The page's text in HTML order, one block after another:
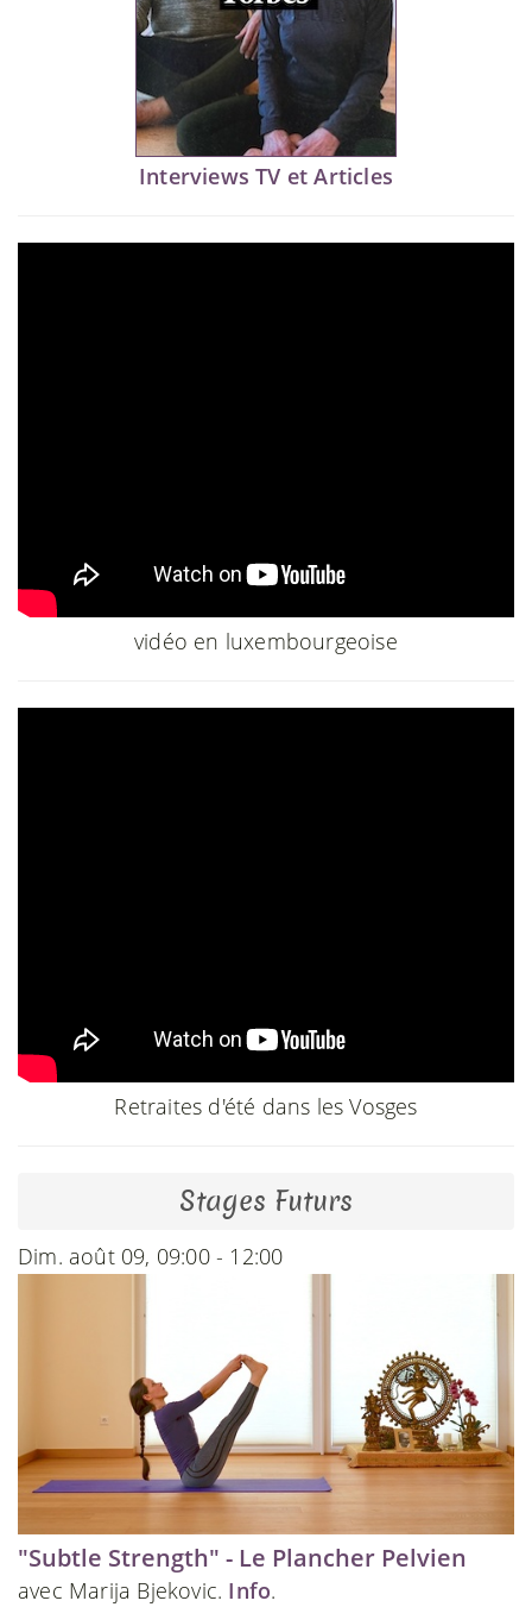
Interviews TV et Articles
vidéo en luxembourgeoise
Retraites d'été dans les Vosges
Stages Futurs
Dim. août 09, 09:00 - 12:00
"Subtle Strength" - Le Plancher Pelvien
avec Marija Bjekovic. Info.